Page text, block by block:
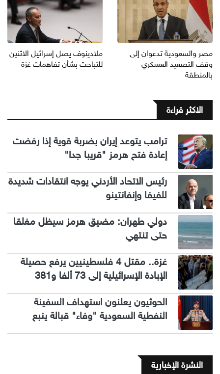
مصر والسعودية تدعوان إلى
وقف التصعيد العسكري
بالمنطقة
ملادينوف يصل إسرائيل الاثنين
للتباحث بشأن تفاهمات غزة
الاكثر قراءة
ترامب يتوعد إيران بضربة قوية إذا رفضت
إعادة فتح هرمز "قريبا جدا"
رئيس الاتحاد الأردني يوجه انتقادات شديدة
للفيفا وإنفانتينو
دولي طهران: مضيق هرمز سيظل مغلقا
حتى تنتهي
غزة.. مقتل 4 فلسطينيين يرفع حصيلة
الإبادة الإسرائيلية إلى 73 ألفا و381
الحوثيون يعلنون استهداف السفينة
النفطية السعودية "وفاء" قبالة ينبع
النشرة الإخبارية